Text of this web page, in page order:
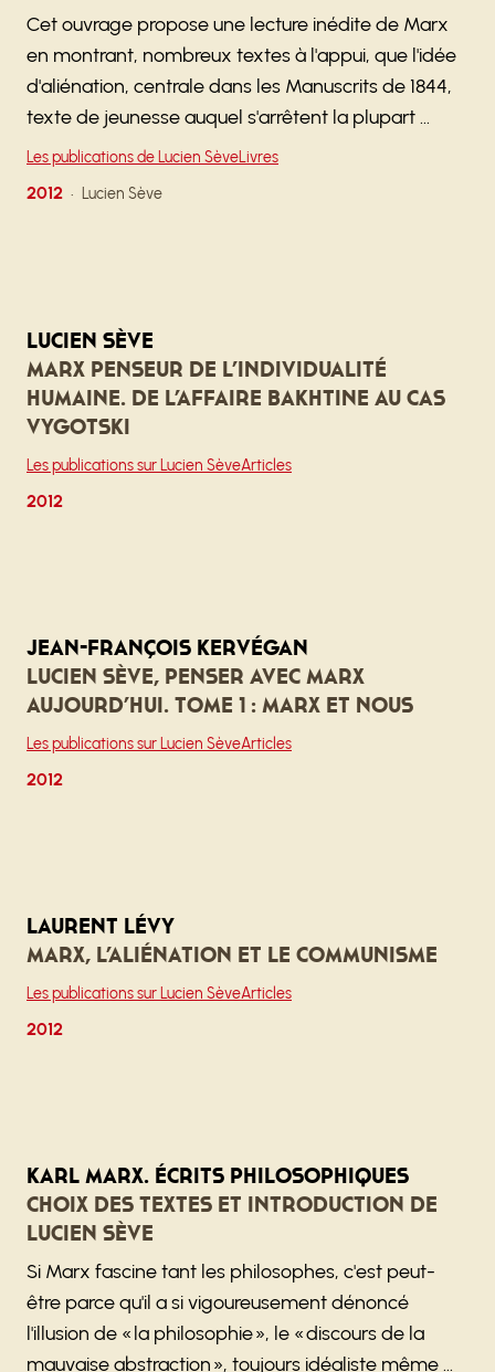
Cet ouvrage propose une lecture inédite de Marx
en montrant, nombreux textes à l'appui, que l'idée
d'aliénation, centrale dans les Manuscrits de 1844,
texte de jeunesse auquel s'arrêtent la plupart …
Les publications de Lucien SèveLivres
2012 Lucien Sève
Lucien Sève
Marx penseur de l’individualité
humaine. De l’affaire Bakhtine au cas
Vygotski
Les publications sur Lucien SèveArticles
2012
Jean-François Kervégan
Lucien Sève, Penser avec Marx
aujourd’hui. Tome 1 : Marx et nous
Les publications sur Lucien SèveArticles
2012
Laurent Lévy
Marx, l’aliénation et le communisme
Les publications sur Lucien SèveArticles
2012
Karl Marx. Écrits philosophiques
Choix des textes et introduction de
Lucien Sève
Si Marx fascine tant les philosophes, c'est peut-
être parce qu'il a si vigoureusement dénoncé
l'illusion de « la philosophie », le « discours de la
mauvaise abstraction », toujours idéaliste même …